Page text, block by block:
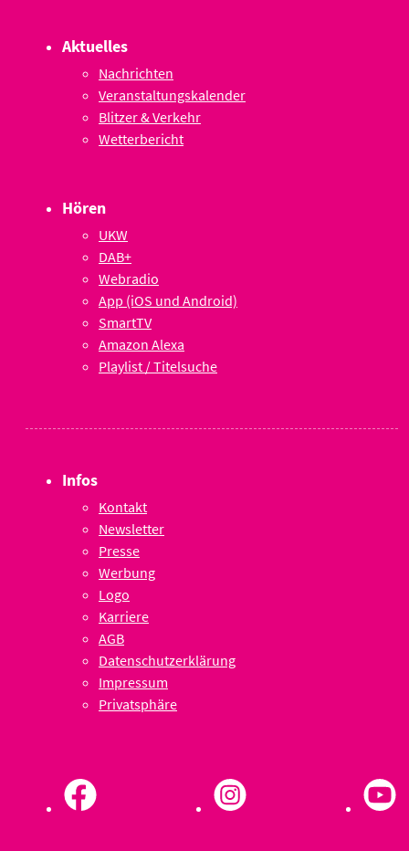
Aktuelles
Nachrichten
Veranstaltungskalender
Blitzer & Verkehr
Wetterbericht
Hören
UKW
DAB+
Webradio
App (iOS und Android)
SmartTV
Amazon Alexa
Playlist / Titelsuche
Infos
Kontakt
Newsletter
Presse
Werbung
Logo
Karriere
AGB
Datenschutzerklärung
Impressum
Privatsphäre